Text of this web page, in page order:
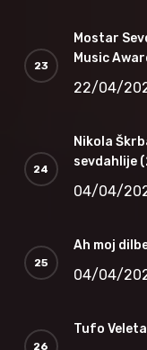
Mostar
Music
22/04/
Nikola
sevdahlije
04/04/
Ah moj
04/04/
Tufo